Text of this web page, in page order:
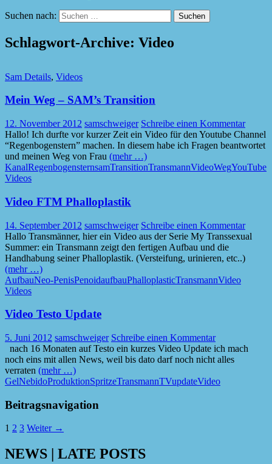
Suchen nach:
Schlagwort-Archive: Video
Sam Details, Videos
Mein Weg – SAM’s Transition
12. November 2012 samschweiger Schreibe einen Kommentar
Hallo! Ich durfte vor kurzer Zeit ein Video für den Youtube Channel
“Regenbogenstern” machen. In diesem habe ich Fragen beantwortet
und meinen Weg von Frau (mehr …)
KanalRegenbogensternsamTransitionTransmannVideoWegYouTube
Videos
Video FTM Phalloplastik
14. September 2012 samschweiger Schreibe einen Kommentar
Hallo Transmänner, hier ein Video aus der Serie My Transsexual
Summer: ein Transmann zeigt den fertigen Aufbau und die
Handhabung seiner Phalloplastik. (Versteifung, urinieren, etc..)
(mehr …)
AufbauNeo-PenisPenoidaufbauPhalloplasticTransmannVideo
Videos
Video Testo Update
5. Juni 2012 samschweiger Schreibe einen Kommentar
nach 16 Monaten auf Testo ein kurzes Video Update ich mach
noch eins mit allen News, weil bis dato darf noch nicht alles
verraten (mehr …)
GelNebidoProduktionSpritzeTransmannTVupdateVideo
Beitragsnavigation
1 2 3 Weiter →
NEWS | LATE POSTS